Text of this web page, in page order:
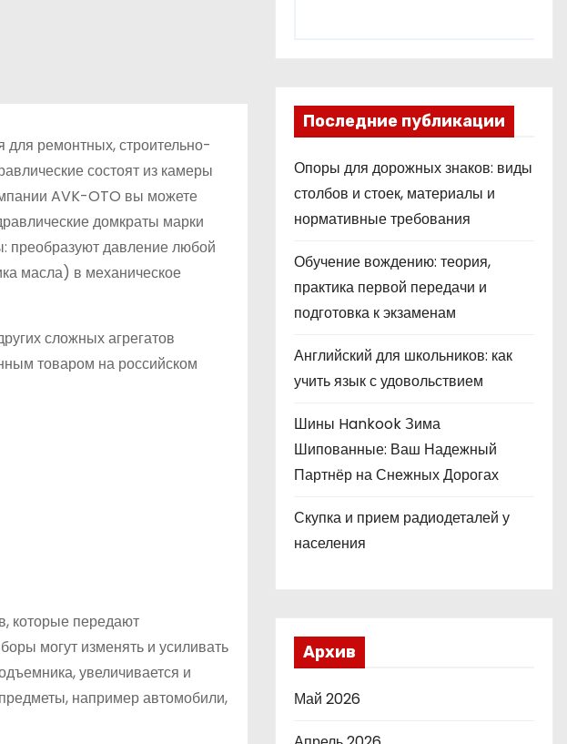
для ремонтных, строительно-
состоят из камеры
AVK-OTO вы можете
домкраты марки
давление любой
масла) в механическое
сложных агрегатов
товаром на российском
которые передают
могут изменять и усиливать
увеличивается и
например автомобили,
Последние публикации
Опоры для дорожных знаков: виды
столбов и стоек, материалы и
нормативные требования
Обучение вождению: теория,
практика первой передачи и
подготовка к экзаменам
Английский для школьников: как
учить язык с удовольствием
Шины Hankook Зима
Шипованные: Ваш Надежный
Партнёр на Снежных Дорогах
Скупка и прием радиодеталей у
населения
Архив
Май 2026